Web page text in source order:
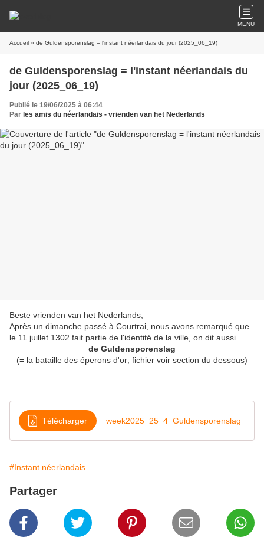
MENU
Accueil » de Guldensporenslag = l'instant néerlandais du jour (2025_06_19)
de Guldensporenslag = l'instant néerlandais du
jour (2025_06_19)
Publié le 19/06/2025 à 06:44
Par les amis du néerlandais - vrienden van het Nederlands
Beste vrienden van het Nederlands,
Après un dimanche passé à Courtrai, nous avons remarqué que
le 11 juillet 1302 fait partie de l'identité de la ville, on dit aussi
de Guldensporenslag
(= la bataille des éperons d'or; fichier voir section du dessous)
Télécharger week2025_25_4_Guldensporenslag
#Instant néerlandais
Partager